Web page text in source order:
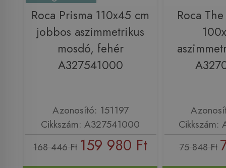
Roca Prisma 110x45 cm
jobbos aszimmetrikus
mosdó, fehér
A327541000
Azonosító: 151197
Cikkszám: A327541000
168 446 Ft 159 980 Ft
Roca
Cikkszám:
75 848 Ft